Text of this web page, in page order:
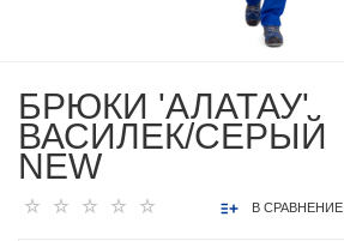
БРЮКИ 'АЛАТАУ'
ВАСИЛЕК/СЕРЫЙ
NEW
В СРАВНЕНИЕ